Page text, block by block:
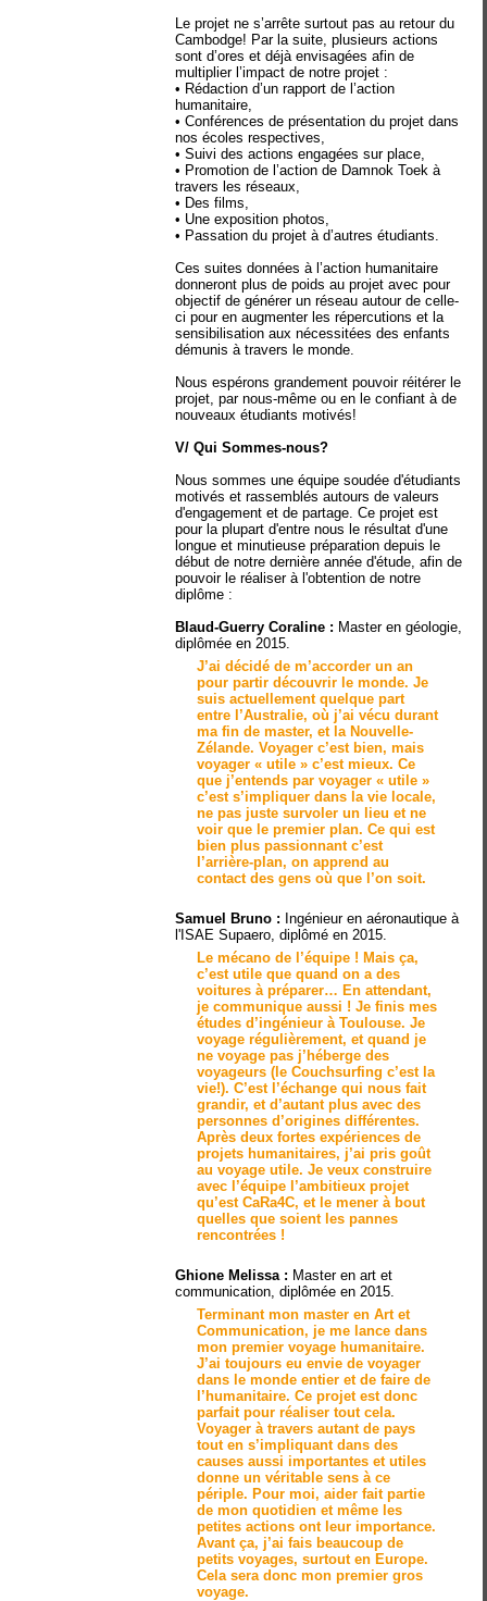
Le projet ne s’arrête surtout pas au retour du
Cambodge! Par la suite, plusieurs actions
sont d’ores et déjà envisagées afin de
multiplier l’impact de notre projet :
• Rédaction d’un rapport de l’action
humanitaire,
• Conférences de présentation du projet dans
nos écoles respectives,
• Suivi des actions engagées sur place,
• Promotion de l’action de Damnok Toek à
travers les réseaux,
• Des films,
• Une exposition photos,
• Passation du projet à d’autres étudiants.
Ces suites données à l’action humanitaire
donneront plus de poids au projet avec pour
objectif de générer un réseau autour de celle‐
ci pour en augmenter les répercutions et la
sensibilisation aux nécessitées des enfants
démunis à travers le monde.
Nous espérons grandement pouvoir réitérer le
projet, par nous-même ou en le confiant à de
nouveaux étudiants motivés!
V/ Qui Sommes-nous?
Nous sommes une équipe soudée d'étudiants
motivés et rassemblés autours de valeurs
d'engagement et de partage. Ce projet est
pour la plupart d'entre nous le résultat d'une
longue et minutieuse préparation depuis le
début de notre dernière année d'étude, afin de
pouvoir le réaliser à l'obtention de notre
diplôme :
Blaud-Guerry Coraline : Master en géologie,
diplômée en 2015.
J’ai décidé de m’accorder un an
pour partir découvrirle monde. Je
suis actuellement quelque part
entre l’Australie, où j’ai vécu durant
ma fin de master, et la Nouvelle-
Zélande. Voyager c’est bien, mais
voyager « utile » c’est mieux. Ce
que j’entends par voyager « utile »
c’est s’impliquerdans la vie locale,
ne pas juste survoler un lieu et ne
voir que le premier plan. Ce qui est
bien plus passionnant c’est
l’arrière-plan, on apprend au
contact des gens où que l’on soit.
Samuel Bruno : Ingénieur en aéronautique à
l'ISAE Supaero, diplômé en 2015.
Le mécano de l’équipe ! Mais ça,
c’est utile que quand on a des
voitures à préparer… En attendant,
je communique aussi ! Je finis mes
études d’ingénieur à Toulouse. Je
voyage régulièrement, et quand je
ne voyage pas j’héberge des
voyageurs (le Couchsurfing c’est la
vie!). C’est l’échange qui nous fait
grandir, et d’autant plus avec des
personnes d’origines différentes.
Après deux fortes expériences de
projets humanitaires, j’ai pris goût
au voyage utile. Je veux construire
avec l’équipe l’ambitieux projet
qu’est CaRa4C, et le mener à bout
quelles que soient les pannes
rencontrées !
Ghione Melissa : Master en art et
communication, diplômée en 2015.
Terminant mon master en Art et
Communication, je me lance dans
mon premier voyage humanitaire.
J’ai toujours eu envie de voyager
dans le monde entier et de faire de
l’humanitaire. Ce projet est donc
parfait pour réaliser tout cela.
Voyager à travers autant de pays
tout en s’impliquant dans des
causes aussi importantes et utiles
donne un véritable sensà ce
périple. Pour moi, aider fait partie
de mon quotidien et même les
petites actions ont leur importance.
Avant ça, j’ai fais beaucoup de
petits voyages, surtout en Europe.
Cela sera donc mon premier gros
voyage.